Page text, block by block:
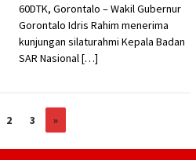
60DTK, Gorontalo – Wakil Gubernur
Gorontalo Idris Rahim menerima
kunjungan silaturahmi Kepala Badan
SAR Nasional […]
2 3 »